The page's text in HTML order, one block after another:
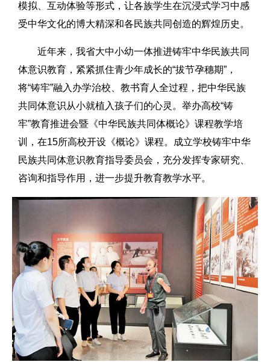
模拟、互动体验等形式，让各族学生在沉浸式学习中感
受中华文化的博大精深和各民族共同创造的辉煌历史。
近年来，我省大中小幼一体推进铸牢中华民族共同
体意识教育，紧紧抓住青少年成长的“拔节孕穗期”，
将“铸牢”融入办学治校、教书育人全过程，把中华民族
共同体意识从小就植入孩子们的心灵。举办高校“铸
牢”教育推进会暨《中华民族共同体概论》课程教学培
训，在15所高校开设《概论》课程。成立学校铸牢中华
民族共同体意识教育指导委员会，充分发挥专家研究、
咨询和指导作用，进一步提升教育教学水平。